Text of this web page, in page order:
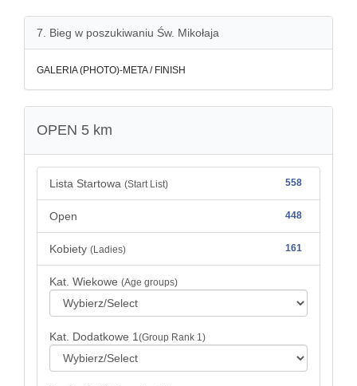
7. Bieg w poszukiwaniu Św. Mikołaja
GALERIA (PHOTO)-META / FINISH
OPEN 5 km
Lista Startowa (Start List) 558
Open 448
Kobiety (Ladies) 161
Kat. Wiekowe (Age groups)
Kat. Dodatkowe 1 (Group Rank 1)